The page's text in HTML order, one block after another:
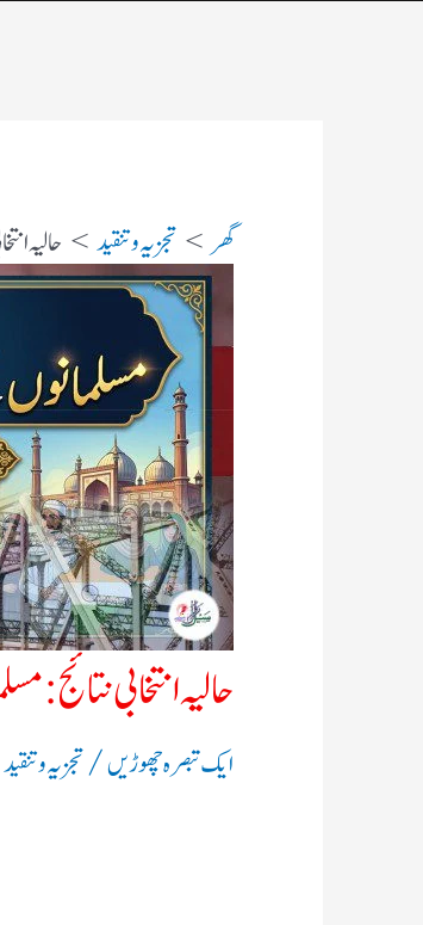
گھر تجزیہ و تنقید حالیہ
حالیہ انتخابی نتائج:
ایک تبصرہ چھوڑیں/تجزیہ و تنقید